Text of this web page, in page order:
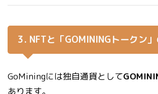
3. NFTと「GOMININGトークン
GoMiningには独自通貨として
あります。